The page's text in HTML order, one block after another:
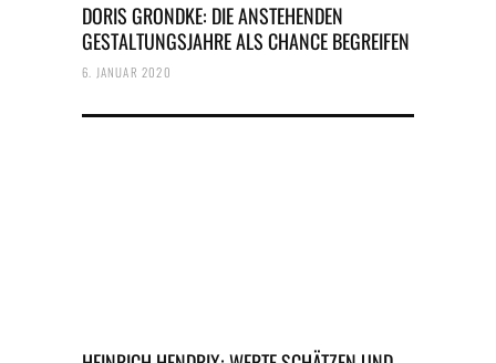
DORIS GRONDKE: DIE ANSTEHENDEN
GESTALTUNGSJAHRE ALS CHANCE BEGREIFEN
6. JANUAR 2020